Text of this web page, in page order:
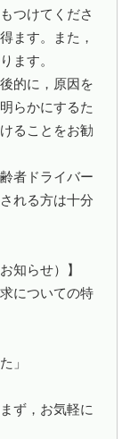
つけてくださ
ます。また，
ます。
的に，原因を
らかにするた
ることをお勧
者ドライバー
れる方は十分
知らせ）】
についての特
」
ず，お気軽に